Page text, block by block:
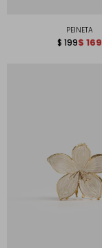
PEINETA
$ 199$ 169